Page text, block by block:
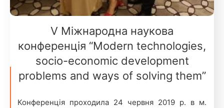
V Міжнародна наукова
конференція “Modern technologies,
socio-economic development
problems and ways of solving them”
Конференція проходила 24 червня 2019 р. в м.